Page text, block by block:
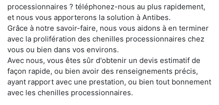
processionnaires ? téléphonez-nous au plus rapidement,
et nous vous apporterons la solution à Antibes.
Grâce à notre savoir-faire, nous vous aidons à en terminer
avec la prolifération des chenilles processionnaires chez
vous ou bien dans vos environs.
Avec nous, vous êtes sûr d'obtenir un devis estimatif de
façon rapide, ou bien avoir des renseignements précis,
ayant rapport avec une prestation, ou bien tout bonnement
avec les chenilles processionnaires.